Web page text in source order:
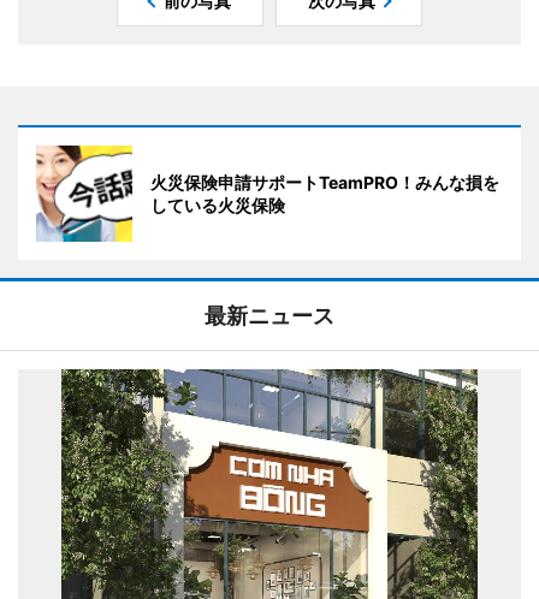
火災保険申請サポートTeamPRO！みんな損を
している火災保険
最新ニュース